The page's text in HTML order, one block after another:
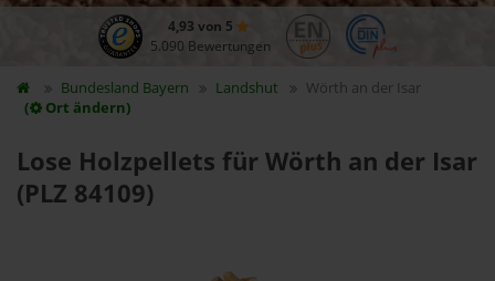
4,93 von 5
5.090 Bewertungen
Bundesland Bayern Landshut
Wörth an der Isar
(
Ort ändern)
Lose Holzpellets für Wörth an der Isar
(PLZ 84109)